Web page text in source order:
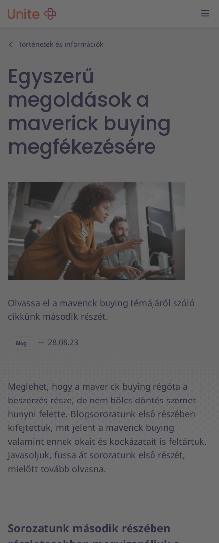
Történetek és információk
Egyszerű
megoldások a
maverick buying
megfékezésére
Olvassa el a maverick buying témájáról szóló
cikkünk második részét.
Blog 28.08.23
Meglehet, hogy a maverick buying régóta a
beszerzés része, de nem bölcs döntés szemet
hunyni felette. Blogsorozatunk első részében
kifejtettük, mit jelent a maverick buying,
valamint ennek okait és kockázatait is feltártuk.
Javasoljuk, fussa át sorozatunk első részét,
mielőtt tovább olvasna.
Sorozatunk második részében